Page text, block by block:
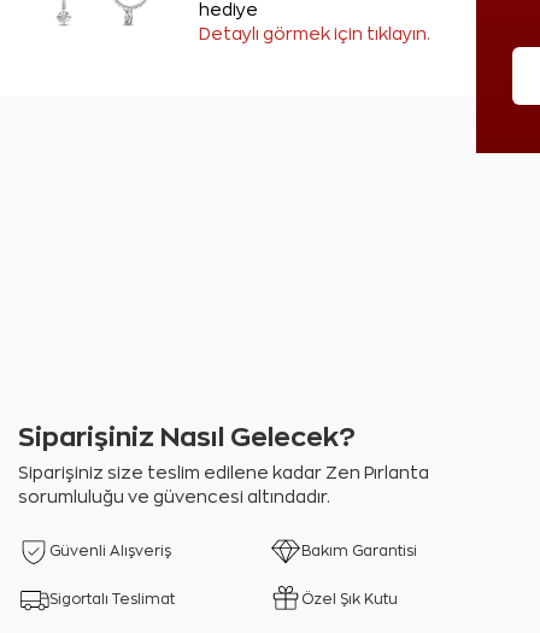
hediye
Detaylı görmek için tıklayın.
Siparişiniz Nasıl Gelecek?
Siparişiniz size teslim edilene kadar Zen Pırlanta
sorumluluğu ve güvencesi altındadır.
Güvenli Alışveriş Bakım Garantisi
Sigortalı Teslimat Özel Şık Kutu